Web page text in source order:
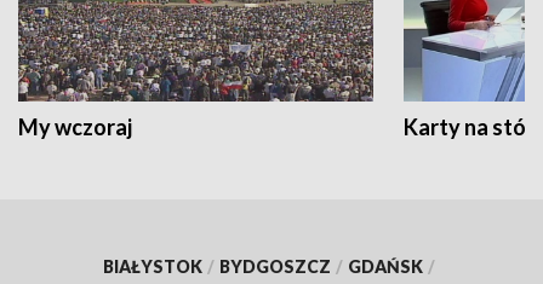
My wczoraj Karty na
BIAŁYSTOK / BYDGOSZCZ / GDAŃSK /